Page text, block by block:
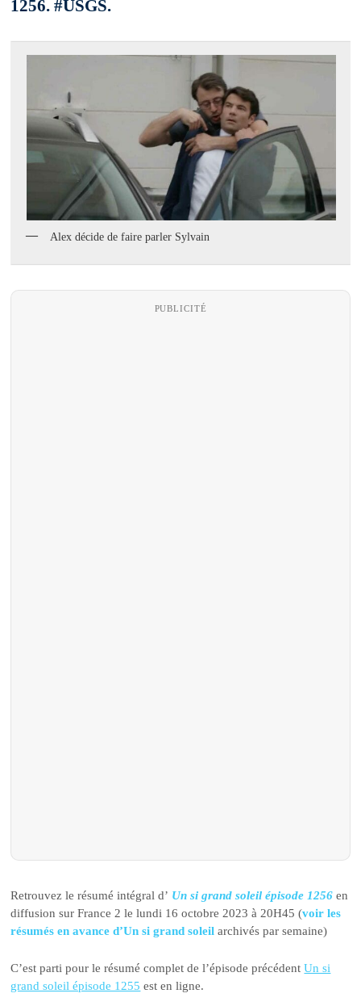
1256. #USGS.
Alex décide de faire parler Sylvain
PUBLICITÉ
Retrouvez le résumé intégral d’ Un si grand soleil épisode 1256 en
diffusion sur France 2 le lundi 16 octobre 2023 à 20H45 (voir les
résumés en avance d’Un si grand soleil archivés par semaine)
C’est parti pour le résumé complet de l’épisode précédentUn si
grand soleil épisode 1255 est en ligne.